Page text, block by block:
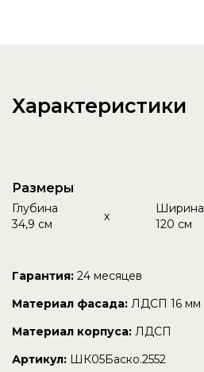
Характеристики
Размеры
Глубина
34,9 см
x
Ширина
120 см
Гарантия: 24 месяцев
Материал фасада: ЛДСП 16 мм
Материал корпуса: ЛДСП
Артикул: ШК05Баско.2552